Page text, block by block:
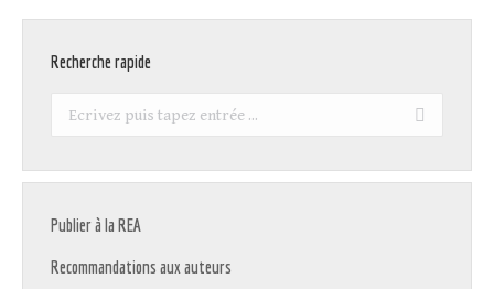
Recherche rapide
Recherche
Publier à la REA
Recommandations aux auteurs